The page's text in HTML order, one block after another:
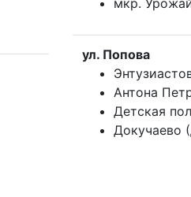
мкр.
ул. Попова
Антона
Детская
Докучаево